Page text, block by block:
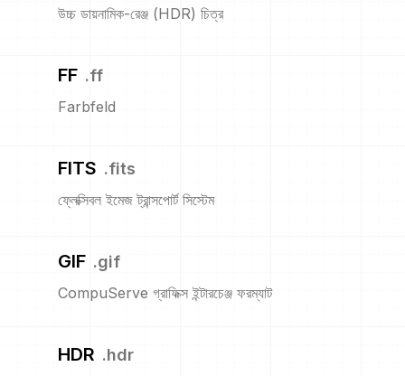
উচ্চ ডায়নামিক-রেঞ্জ (HDR) চিত্র
FF .ff
Farbfeld
FITS .fits
ফ্লেক্সিবল ইমেজ ট্রান্সপোর্ট সিস্টেম
GIF .gif
CompuServe গ্রাফিক্স ইন্টারচেঞ্জ ফরম্যাট
HDR .hdr